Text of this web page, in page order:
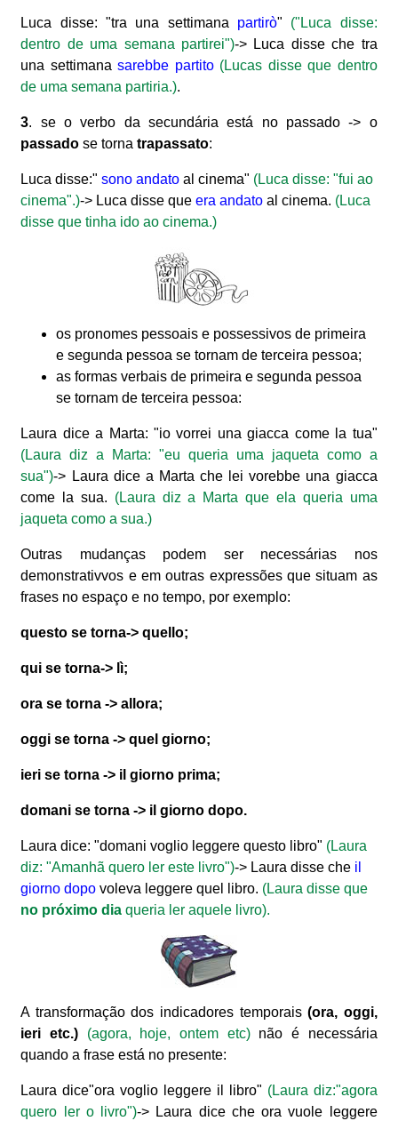
Luca disse: "tra una settimana partirò" ("Luca disse:
dentro de uma semana partirei")-> Luca disse che tra
una settimanasarebbe partito (Lucas disse que dentro
de uma semana partiria.).
3. se o verbo da secundária está no passado -> o
passado se tornatrapassato:
Luca disse:"sono andato al cinema" (Luca disse: "fui ao
cinema".)-> Luca disse queera andato al cinema. (Luca
disse que tinha ido ao cinema.)
os pronomes pessoais e possessivos de primeira
e segunda pessoa se tornam de terceira pessoa;
as formas verbais de primeira e segunda pessoa
se tornam de terceira pessoa:
Laura dice a Marta: "io vorrei una giacca come la tua"
(Laura diz a Marta: "eu queria uma jaqueta como a
sua")-> Laura dice a Marta che lei vorebbe una giacca
come la sua. (Laura diz a Marta que ela queria uma
jaqueta como a sua.)
Outras mudanças podem ser necessárias nos
demonstrativvos e em outras expressões que situam as
frases no espaço e no tempo, por exemplo:
questo se torna-> quello;
qui se torna-> lì;
ora se torna -> allora;
oggi se torna -> quel giorno;
ieri se torna -> il giorno prima;
domani se torna -> il giorno dopo.
Laura dice: "domani voglio leggere questo libro" (Laura
diz: "Amanhã quero ler este livro")-> Laura disse che il
giorno dopovoleva leggere quel libro. (Laura disse que
no próximo dia queria ler aquele livro).
A transformação dos indicadores temporais(ora, oggi,
ieri etc.) (agora, hoje, ontem etc)não é necessária
quando a frase está no presente:
Laura dice"ora voglio leggere il libro" (Laura diz:"agora
quero ler o livro")-> Laura dice che ora vuole leggere